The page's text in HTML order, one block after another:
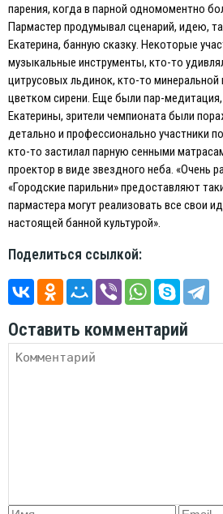
парения, когда в парной одномоментно
Пармастер продумывал сценарий, идею,
Eкатерина, банную сказку. Некоторые
музыкальные инструменты, кто-то
цитрусовых льдинок, кто-то минеральной
цветком сирени. Eще были пар-
Eкатерины, зрители чемпионата были
детально и профессионально участники
кто-то застилал парную сенными
проектор в виде звездного неба. «Очень
«Городские парильни» предоставляют
пармастера могут реализовать все свои
настоящей банной культурой».
Поделиться ссылкой:
Оставить комментарий